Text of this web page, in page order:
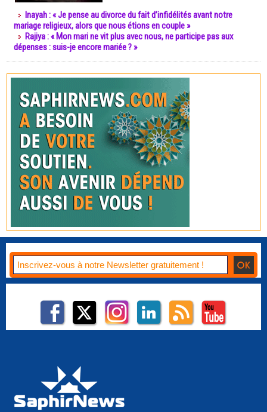
Inayah : « Je pense au divorce du fait d’infidélités avant notre
mariage religieux, alors que nous étions en couple »
Rajiya : « Mon mari ne vit plus avec nous, ne participe pas aux
dépenses : suis-je encore mariée ? »